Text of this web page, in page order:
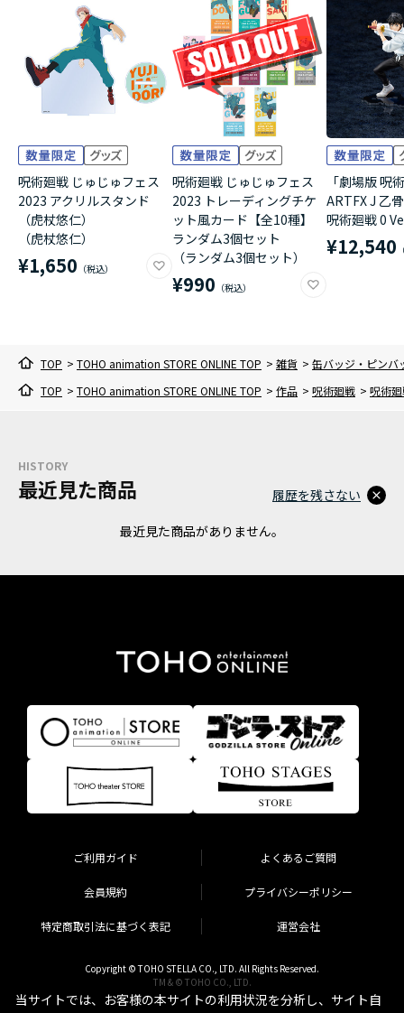
呪術廻戦 じゅじゅフェス
2023 アクリルスタンド
（虎杖悠仁）
（虎杖悠仁）
¥1,650
呪術廻戦 じゅじゅフェス
2023 トレーディングチケ
ット風カード【全10種】
ランダム3個セット
（ランダム3個セット）
¥990
「劇場版 呪
ARTFX J 乙
呪術廻戦 0
¥12,540
TOP > TOHO animation STORE ONLINE TOP > 雑貨 > 缶バッジ・ピンバ
TOP > TOHO animation STORE ONLINE TOP > 作品 > 呪術廻戦 > 呪術
HISTORY
最近見た商品
最近見た商品がありません。
履歴を残さない
ご利用ガイド よくあるご質問
会員規約 プライバシーポリシー
特定商取引法に基づく表記 運営会社
Copyright © TOHO STELLA CO., LTD. All Rights Reserved.
TM & © TOHO CO., LTD.
当サイトでは、お客様の本サイトの利用状況を分析し、サイト自